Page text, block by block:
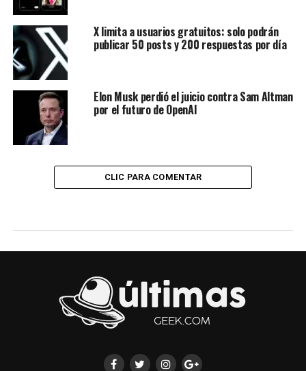
X limita a usuarios gratuitos: solo podrán
publicar 50 posts y 200 respuestas por día
Elon Musk perdió el juicio contra Sam Altman
por el futuro de OpenAI
CLIC PARA COMENTAR